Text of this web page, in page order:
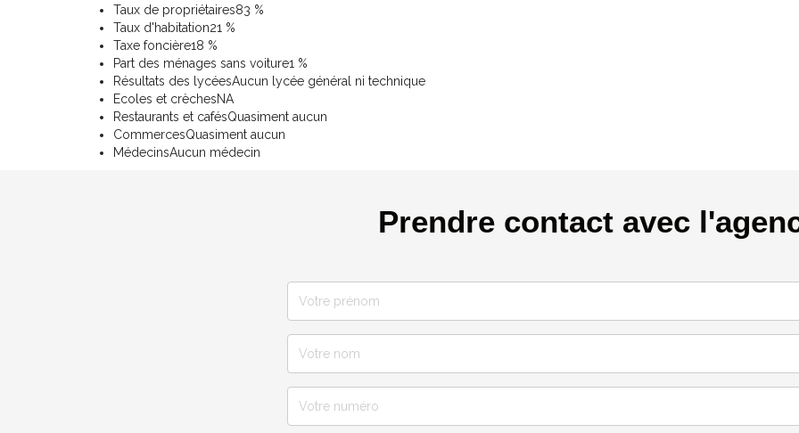
Taux de propriétaires83 %
Taux d'habitation21 %
Taxe foncière18 %
Part des ménages sans voiture1 %
Résultats des lycéesAucun lycée général ni technique
Ecoles et crèchesNA
Restaurants et cafésQuasiment aucun
CommercesQuasiment aucun
MédecinsAucun médecin
Prendre contact avec